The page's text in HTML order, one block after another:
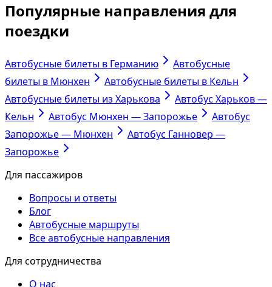
Популярные направления для
поездки
Автобусные билеты в Германию
Автобусные
билеты в Мюнхен
Автобусные билеты в Кельн
Автобусные билеты из Харькова
Автобус Харьков —
Кельн
Автобус Мюнхен — Запорожье
Автобус
Запорожье — Мюнхен
Автобус Ганновер —
Запорожье
Для пассажиров
Вопросы и ответы
Блог
Автобусные маршруты
Все автобусные направления
Для сотрудничества
О нас